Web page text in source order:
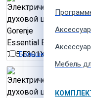
Больше не
Мебель